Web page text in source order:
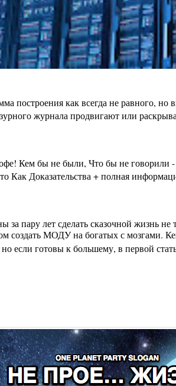
построения как всегда не равного,
журнала продвигают или
Кем бы не были, Что бы не
Как Доказательства + полная
за пару лет сделать сказочной жизнь
создать МОДУ на богатых с мозгами.
если готовы к большему, в первой